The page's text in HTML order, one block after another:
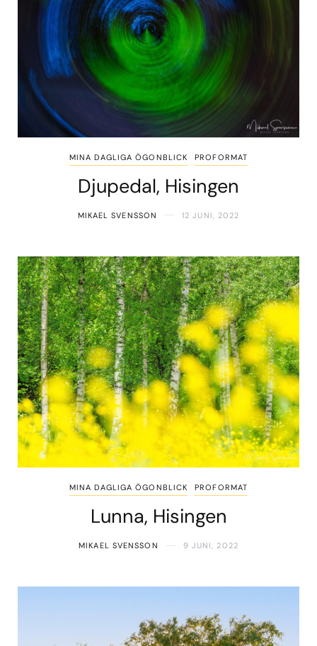
MINA DAGLIGA ÖGONBLICK PROFORMAT
Djupedal, Hisingen
MIKAEL SVENSSON 12 JUNI, 2022
MINA DAGLIGA ÖGONBLICK PROFORMAT
Lunna, Hisingen
MIKAEL SVENSSON 9 JUNI, 2022